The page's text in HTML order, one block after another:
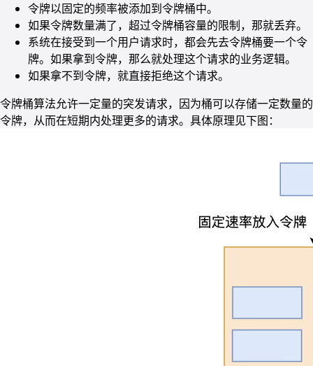
令牌以固定的频率被添加到令牌桶中。
如果令牌数量满了，超过令牌桶容量的限制，那就丢弃。
系统在接受到一个用户请求时，都会先去令牌桶要一个令
牌。如果拿到令牌，那么就处理这个请求的业务逻辑。
如果拿不到令牌，就直接拒绝这个请求。
令牌桶算法允许一定量的突发请求，因为桶可以存储一定数量的
令牌，从而在短期内处理更多的请求。具体原理见下图：